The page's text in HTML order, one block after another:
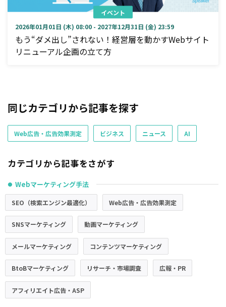
イベント
2026年01月01日 (木) 08:00 - 2027年12月31日 (金) 23:59
もう“ダメ出し”されない！経営層を動かすWebサイト
リニューアル企画の立て方
同じカテゴリから記事を探す
Web広告・広告効果測定 ビジネス ニュース AI
カテゴリから記事をさがす
● Webマーケティング手法
SEO（検索エンジン最適化） Web広告・広告効果測定
SNSマーケティング 動画マーケティング
メールマーケティング コンテンツマーケティング
BtoBマーケティング リサーチ・市場調査 広報・PR
アフィリエイト広告・ASP